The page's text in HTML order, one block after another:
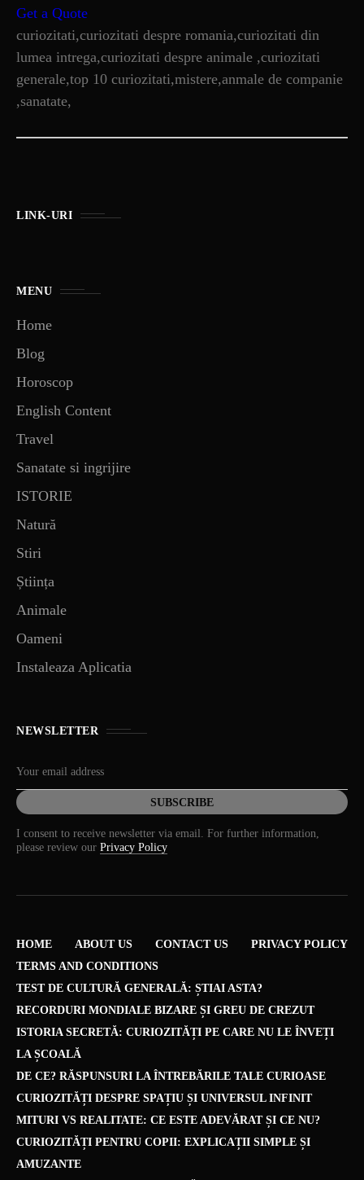
Get a Quote
curiozitati,curiozitati despre romania,curiozitati din
lumea intrega,curiozitati despre animale ,curiozitati
generale,top 10 curiozitati,mistere,anmale de companie
,sanatate,
LINK-URI
MENU
Home
Blog
Horoscop
English Content
Travel
Sanatate si ingrijire
ISTORIE
Natură
Stiri
Știința
Animale
Oameni
Instaleaza Aplicatia
NEWSLETTER
I consent to receive newsletter via email. For further information,
please review our Privacy Policy
HOME ABOUT US CONTACT US
PRIVACY POLICY
TERMS AND CONDITIONS
TEST DE CULTURĂ GENERALĂ: ȘTIAI ASTA?
RECORDURI MONDIALE BIZARE ȘI GREU DE CREZUT
ISTORIA SECRETĂ: CURIOZITĂȚI PE CARE NU LE ÎNVEȚI
LA ȘCOALĂ
DE CE? RĂSPUNSURI LA ÎNTREBĂRILE TALE CURIOASE
CURIOZITĂȚI DESPRE SPAȚIU ȘI UNIVERSUL INFINIT
MITURI VS REALITATE: CE ESTE ADEVĂRAT ȘI CE NU?
CURIOZITĂȚI PENTRU COPII: EXPLICAȚII SIMPLE ȘI
AMUZANTE